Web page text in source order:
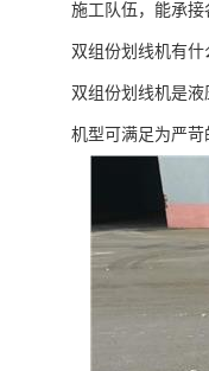
施工队伍，能承接
双组份划线机有什
双组份划线机是
机型可满足为严